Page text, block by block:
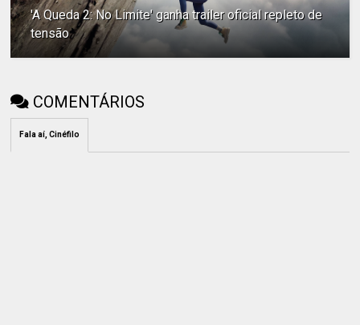
'A Queda 2: No Limite' ganha trailer oficial repleto de
tensão
COMENTÁRIOS
Fala aí, Cinéfilo